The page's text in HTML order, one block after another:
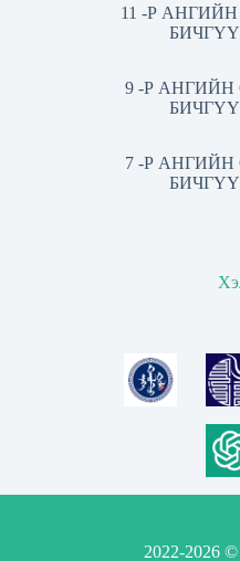
11 -Р
9 -Р АНГИЙН
7 -Р АНГИЙН
2022-